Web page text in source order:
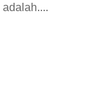
adalah....